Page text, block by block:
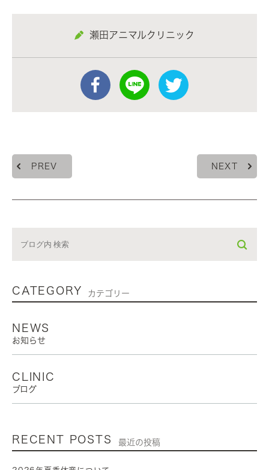
瀬田アニマルクリニック
PREV NEXT
CATEGORY カテゴリー
NEWS
お知らせ
CLINIC
ブログ
RECENT POSTS 最近の投稿